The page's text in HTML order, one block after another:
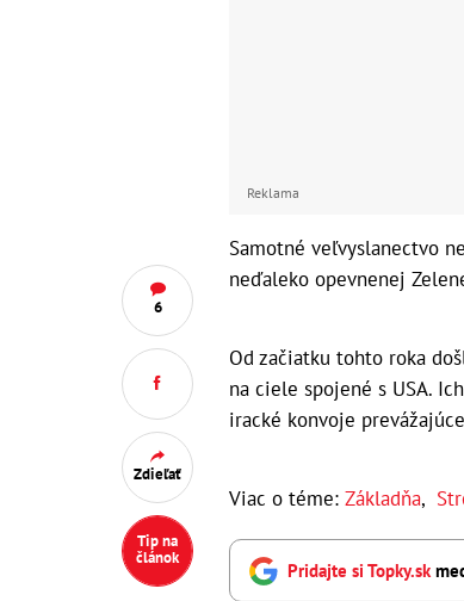
6
Zdieľať
Tip na
článok
Reklama
Samotné veľvyslanectvo
neďaleko opevnenej
Od začiatku tohto roka
na ciele spojené s USA.
iracké konvoje
Viac o téme: Základňa,
Pridajte si Topky.sk